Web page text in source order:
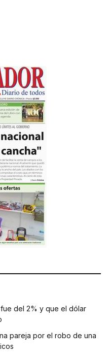
del 2% y que el dólar
pareja por el robo de una